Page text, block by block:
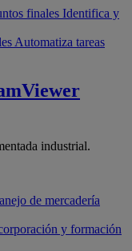
finales Identifica y
Automatiza tareas
industrial.
de mercadería
y formación